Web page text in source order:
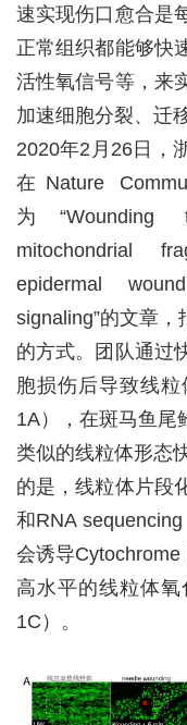
速实现伤口愈合是
正常组织都能够快
活性氧信号等，来
加速细胞分裂、迁
2020年2 月 26日，
在 Nature
为“Wounding
mitochondrial
epidermal
signaling”的文章，
的方式。团队通过
胞损伤后导致线
1A），在斑马鱼尾
类似的线粒体形态
的是，线粒体片段
和RNA sequencing
会诱导Cytochrome
高水平的线粒体
1C ）。